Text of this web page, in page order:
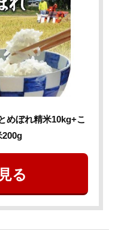
めぼれ精米10kg+こ
200g
る